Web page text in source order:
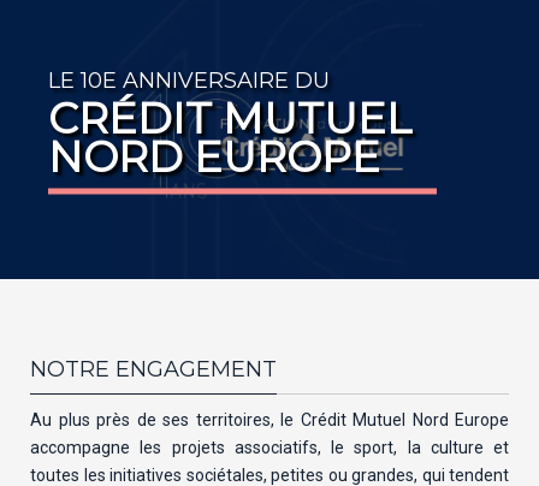
LE 10E ANNIVERSAIRE DU
CRÉDIT MUTUEL
NORD EUROPE
NOTRE ENGAGEMENT
Au plus près de ses territoires, le Crédit Mutuel Nord Europe
accompagne les projets associatifs, le sport, la culture et
toutes les initiatives sociétales, petites ou grandes, qui tendent